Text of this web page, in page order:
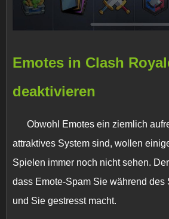
Emotes in Clash
deaktivieren
Obwohl Emotes ein ziemlich
attraktives System sind, wollen
Spielen immer noch nicht sehen.
dass Emote-Spam Sie während des
und Sie gestresst macht.